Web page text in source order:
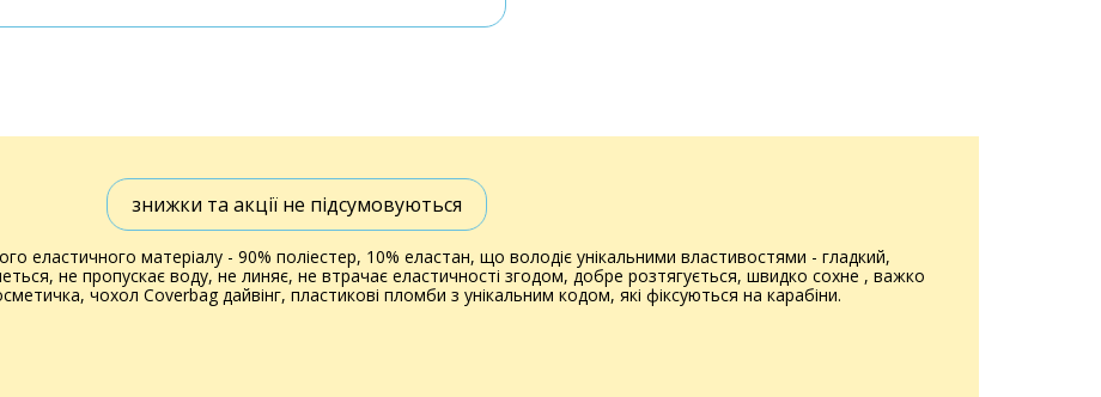
знижки та акції не підсумовуються
еластичного матеріалу - 90% поліестер, 10% еластан, що володіє унікальними властивостями - гладкий,
не пропускає воду, не линяє, не втрачає еластичності згодом, добре розтягується, швидко сохне , важко
чохол Coverbag дайвінг, пластикові пломби з унікальним кодом, які фіксуються на карабіни.